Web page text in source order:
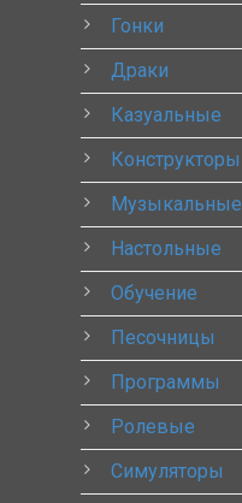
Гонки
Драки
Казуальные
Конструкторы
Музыкальные
Настольные
Обучение
Песочницы
Программы
Ролевые
Симуляторы